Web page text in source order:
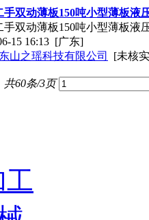
手双动薄板150吨小型薄板液
手双动薄板150吨小型薄板液
15 16:13 [广东]
山之瑶科技有限公司
[未核
共60条/3页
工